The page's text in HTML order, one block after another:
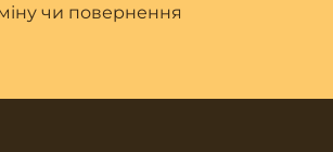
чи повернення